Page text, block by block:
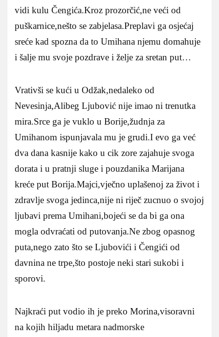
vidi kulu Čengića.Kroz prozorčić,ne veći od
puškarnice,nešto se zabjelasa.Preplavi ga osjećaj
sreće kad spozna da to Umihana njemu domahuje
i šalje mu svoje pozdrave i želje za sretan put…
Vrativši se kući u Odžak,nedaleko od
Nevesinja,Alibeg Ljubović nije imao ni trenutka
mira.Srce ga je vuklo u Borije,žudnja za
Umihanom ispunjavala mu je grudi.I evo ga već
dva dana kasnije kako u cik zore zajahuje svoga
dorata i u pratnji sluge i pouzdanika Marijana
kreće put Borija.Majci,vječno uplašenoj za život i
zdravlje svoga jedinca,nije ni riječ zucnuo o svojoj
ljubavi prema Umihani,bojeći se da bi ga ona
mogla odvraćati od putovanja.Ne zbog opasnog
puta,nego zato što se Ljubovići i Čengići od
davnina ne trpe,što postoje neki stari sukobi i
sporovi.
Najkraći put vodio ih je preko Morina,visoravni
na kojih hiljadu metara nadmorske